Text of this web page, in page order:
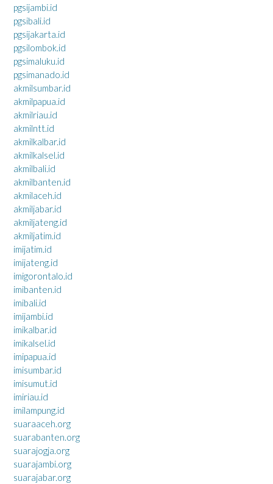
pgsijambi.id
pgsibali.id
pgsijakarta.id
pgsilombok.id
pgsimaluku.id
pgsimanado.id
akmilsumbar.id
akmilpapua.id
akmilriau.id
akmilntt.id
akmilkalbar.id
akmilkalsel.id
akmilbali.id
akmilbanten.id
akmilaceh.id
akmiljabar.id
akmiljateng.id
akmiljatim.id
imijatim.id
imijateng.id
imigorontalo.id
imibanten.id
imibali.id
imijambi.id
imikalbar.id
imikalsel.id
imipapua.id
imisumbar.id
imisumut.id
imiriau.id
imilampung.id
suaraaceh.org
suarabanten.org
suarajogja.org
suarajambi.org
suarajabar.org